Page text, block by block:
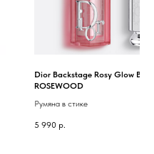
Dior Backstage Rosy Glow
ROSEWOOD
Румяна в стике
5 990 р.